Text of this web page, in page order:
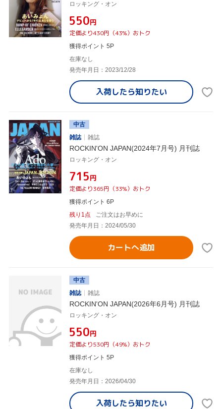
ロッキング・オン
¥550円
定価より430円（43%）おトク
獲得ポイント 5P
在庫なし
発売年月日：2023/12/28
入荷したら知りたい
中古
雑誌
雑誌
ROCKIN'ON JAPAN(2024年7月号) 月刊誌
ロッキング・オン
¥715円
定価より365円（33%）おトク
獲得ポイント 6P
残り1点
ご注文はお早めに
発売年月日：2024/05/30
カートへ追加
中古
雑誌
雑誌
ROCKIN'ON JAPAN(2026年6月号) 月刊誌
ロッキング・オン
¥550円
定価より530円（49%）おトク
獲得ポイント 5P
在庫なし
発売年月日：2026/04/30
入荷したら知りたい